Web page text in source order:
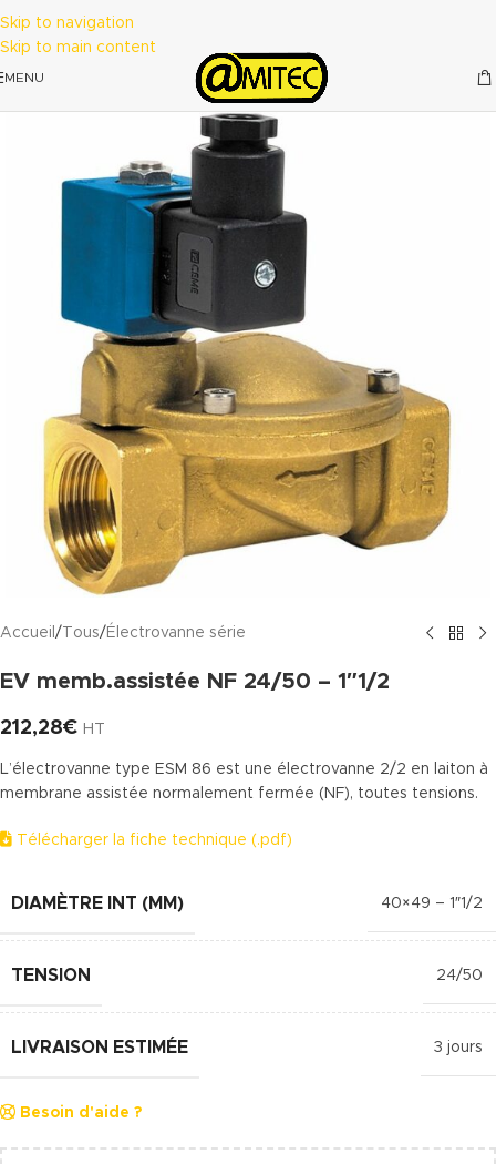
Skip to navigation
Skip to main content
MENU
Accueil / Tous/ Électrovanne série
EV memb.assistée NF 24/50 – 1″1/2
212,28€ HT
L’électrovanne type ESM 86 est une électrovanne 2/2 en laiton à
membrane assistée normalement fermée (NF), toutes tensions.
Télécharger la fiche technique (.pdf)
DIAMÈTRE INT (MM) 40×49 – 1″1/2
TENSION 24/50
LIVRAISON ESTIMÉE 3 jours
Besoin d'aide ?